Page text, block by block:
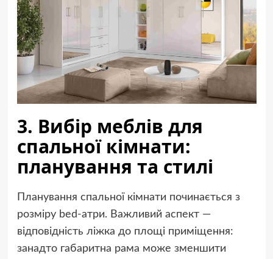
3. Вибір меблів для
спальної кімнати:
планування та стилі
Планування спальної кімнати починається з
розміру bed-атри. Важливий аспект —
відповідність ліжка до площі приміщення:
занадто габаритна рама може зменшити